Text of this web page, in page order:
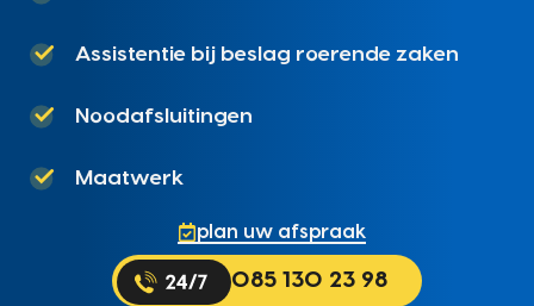
Assistentie bij beslag roerende zaken
Noodafsluitingen
Maatwerk
plan uw afspraak
085 130 23 98